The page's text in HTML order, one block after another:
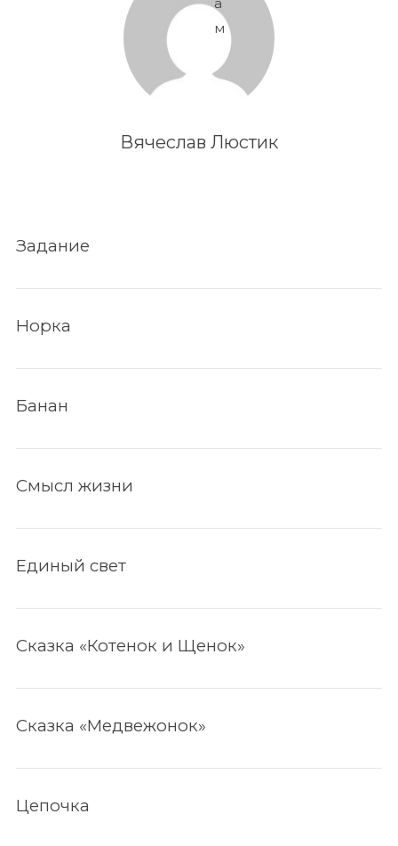
м
Вячеслав Люстик
Задание
Норка
Банан
Смысл жизни
Единый свет
Сказка «Котенок и Щенок»
Сказка «Медвежонок»
Цепочка
По авторам